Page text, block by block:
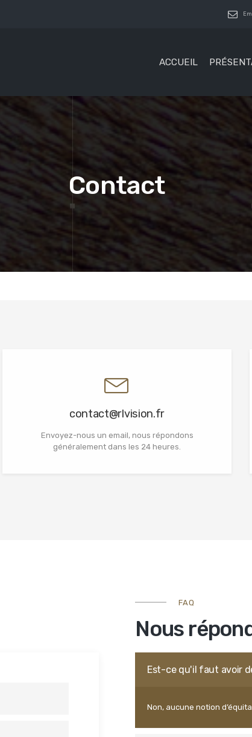
ACCUEIL
Contact
contact@rlvision.fr
Envoyez-nous un email, nous répondons
généralement dans les 24 heures.
FAQ
Nous
Est-ce qu'il faut avoir
Non, aucune notion